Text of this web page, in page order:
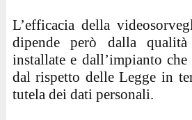
L’efficacia della
dipende però dalla qualità
installate e dall’impianto
dal rispetto delle Legge in
tutela dei dati personali.